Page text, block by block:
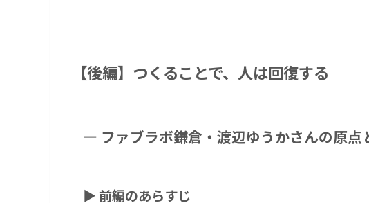
【後編】つくることで、人は回復する
― ファブラボ鎌倉・渡辺ゆうかさんの原点
▶ 前編のあらすじ